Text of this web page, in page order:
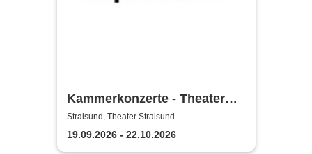
Kammerkonzerte - Theater
Vorpommern
Stralsund, Theater Stralsund
19.09.2026 - 22.10.2026